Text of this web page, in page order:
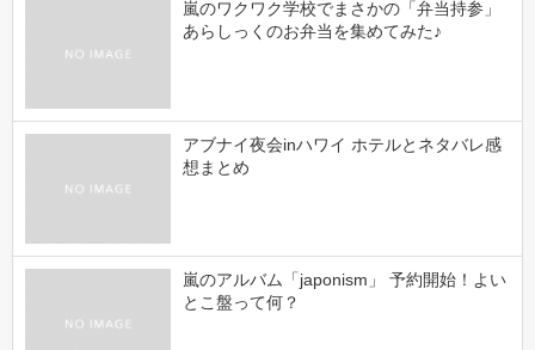
嵐のワクワク学校でまさかの「弁当持参」
あらしっくのお弁当を集めてみた♪
アブナイ夜会inハワイ ホテルとネタバレ感
想まとめ
嵐のアルバム「japonism」 予約開始！よい
とこ盤って何？